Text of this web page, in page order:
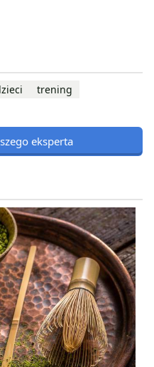
trening
eksperta